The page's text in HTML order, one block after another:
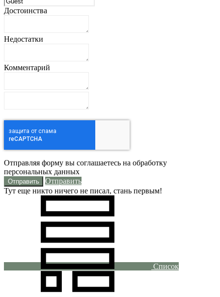
Достоинства
Недостатки
Комментарий
Отправляя форму вы соглашаетесь на обработку
персональных данных
Отправить
Тут еще никто ничего не писал, стань первым!
Список